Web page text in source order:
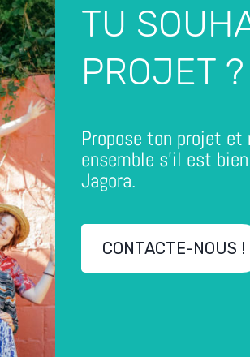
TU
PROJET ?
Propose ton projet et
ensemble s’il est
Jagora.
CONTACTE-NOUS !